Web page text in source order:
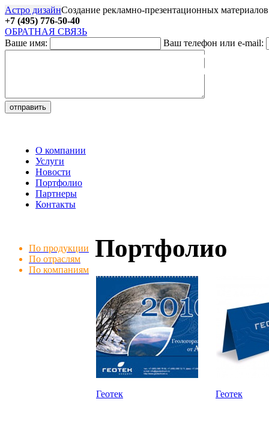
27
Астро дизайнСоздание рекламно-презентационных материалов
+7 (495) 776-50-40
ОБРАТНАЯ СВЯЗЬ
Ваше имя:
Ваш телефон или e-mail:
О компании
Услуги
Новости
Портфолио
Партнеры
Контакты
По продукции
По отраслям
По компаниям
Портфолио
Геотек Геотек